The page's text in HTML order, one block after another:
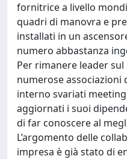
fornitrice a livello
quadri di manovra e
installati in un
numero abbastanza
Per rimanere leader
numerose associazioni
interno svariati
aggiornati i suoi
di far conoscere al
L’argomento delle
impresa è già stato di